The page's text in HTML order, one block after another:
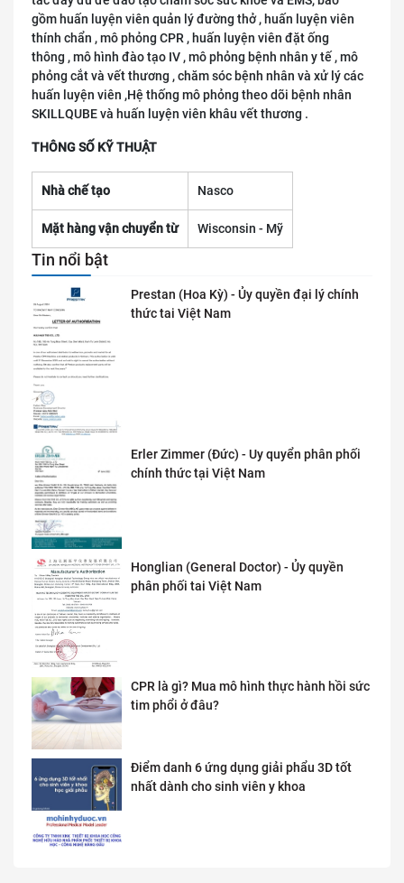
gồm huấn luyện viên quản lý đường thở , huấn luyện viên
thính chẩn , mô phỏng CPR , huấn luyện viên đặt ống
thông , mô hình đào tạo IV , mô phỏng bệnh nhân y tế , mô
phỏng cắt và vết thương , chăm sóc bệnh nhân và xử lý các
huấn luyện viên ,Hệ thống mô phỏng theo dõi bệnh nhân
SKILLQUBE và huấn luyện viên khâu vết thương .
THÔNG SỐ KỸ THUẬT
Nhà chế tạo Nasco
Mặt hàng vận chuyển từ Wisconsin - Mỹ
Tin nổi bật
Prestan (Hoa Kỳ) - Ủy quyền đại lý chính
thức tai Việt Nam
Erler Zimmer (Đức) - Uy quyển phân phối
chính thức tại Việt Nam
Honglian (General Doctor) - Ủy quyền
phân phối tai Việt Nam
CPR là gì? Mua mô hình thực hành hồi sức
tim phổi ở đâu?
Điểm danh 6 ứng dụng giải phẩu 3D tốt
nhất dành cho sinh viên y khoa